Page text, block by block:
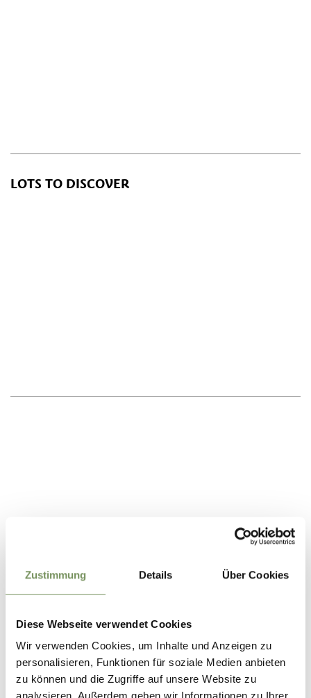
Zustimmung Details Über Cookies
Diese Webseite verwendet Cookies
Wir verwenden Cookies, um Inhalte und Anzeigen zu
personalisieren, Funktionen für soziale Medien anbieten
zu können und die Zugriffe auf unsere Website zu
LOTS TO DISCOVER
ROTECK-FERNER / GROSSER TRÜBFERNER